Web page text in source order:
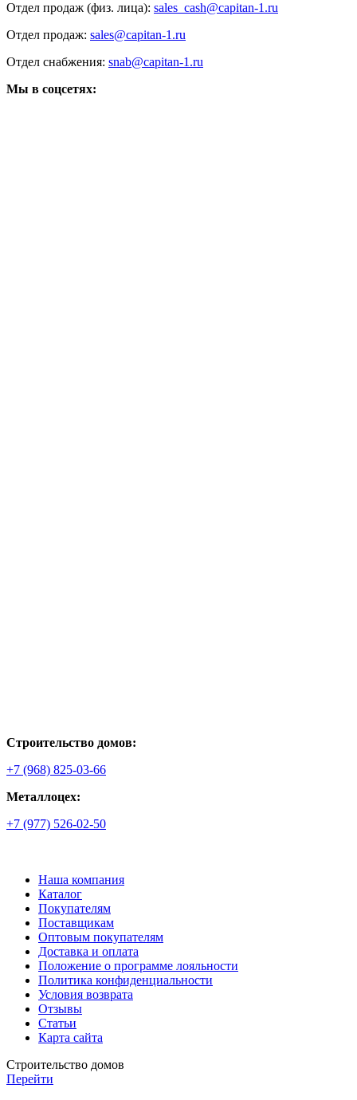
Отдел продаж (физ. лица): sales_cash@capitan-1.ru
Отдел продаж: sales@capitan-1.ru
Отдел снабжения: snab@capitan-1.ru
Мы в соцсетях:
Строительство домов:
+7 (968) 825-03-66
Металлоцех:
+7 (977) 526-02-50
Наша компания
Каталог
Покупателям
Поставщикам
Оптовым покупателям
Доставка и оплата
Положение о программе лояльности
Политика конфиденциальности
Условия возврата
Отзывы
Статьи
Карта сайта
Строительство домов
Перейти